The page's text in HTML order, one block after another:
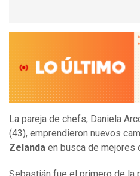
La pareja de chefs, Daniela
(43), emprendieron nuevos
Zelanda en busca de mejores